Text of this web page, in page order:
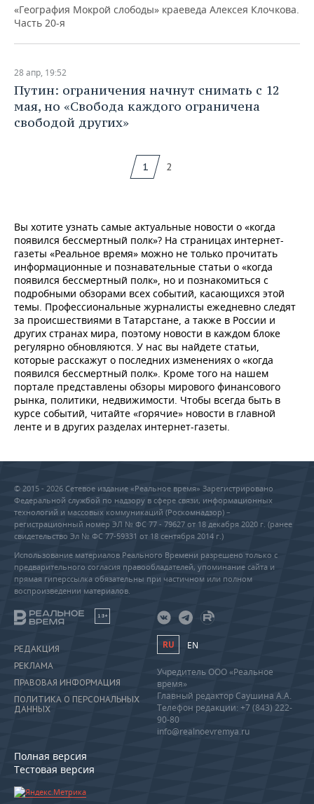
«География Мокрой слободы» краеведа Алексея Клочкова.
Часть 20-я
28 апр, 19:52
Путин: ограничения начнут снимать с 12
мая, но «Свобода каждого ограничена
свободой других»
1 2
Вы хотите узнать самые актуальные новости о «когда
появился бессмертный полк»? На страницах интернет-
газеты «Реальное время» можно не только прочитать
информационные и познавательные статьи о «когда
появился бессмертный полк», но и познакомиться с
подробными обзорами всех событий, касающихся этой
темы. Профессиональные журналисты ежедневно следят
за происшествиями в Татарстане, а также в России и
других странах мира, поэтому новости в каждом блоке
регулярно обновляются. У нас вы найдете статьи,
которые расскажут о последних изменениях о «когда
появился бессмертный полк». Кроме того на нашем
портале представлены обзоры мирового финансового
рынка, политики, недвижимости. Чтобы всегда быть в
курсе событий, читайте «горячие» новости в главной
ленте и в других разделах интернет-газеты.
© 2015 - 2026 Сетевое издание «Реальное время» Зарегистрировано
Федеральной службой по надзору в сфере связи, информационных
технологий и массовых коммуникаций (Роскомнадзор) –
регистрационный номер ЭЛ № ФС 77 - 79627 от 18 декабря 2020 г. (ранее
свидетельство Эл № ФС 77-59331 от 18 сентября 2014 г.)
Использование материалов Реального Времени разрешено только с
предварительного согласия правообладателей, упоминание сайта и
прямая гиперссылка обязательны при частичном или полном
воспроизведении материалов.
18+
РЕДАКЦИЯ
РЕКЛАМА
ПРАВОВАЯ ИНФОРМАЦИЯ
ПОЛИТИКА О ПЕРСОНАЛЬНЫХ
ДАННЫХ
Полная версия
Тестовая версия
RU EN
Учредитель ООО «Реальное
время»
Главный редактор Саушина А.А.
Телефон редакции: +7 (843) 222-
90-80
info@realnoevremya.ru